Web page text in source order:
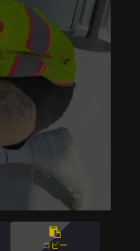
コピー